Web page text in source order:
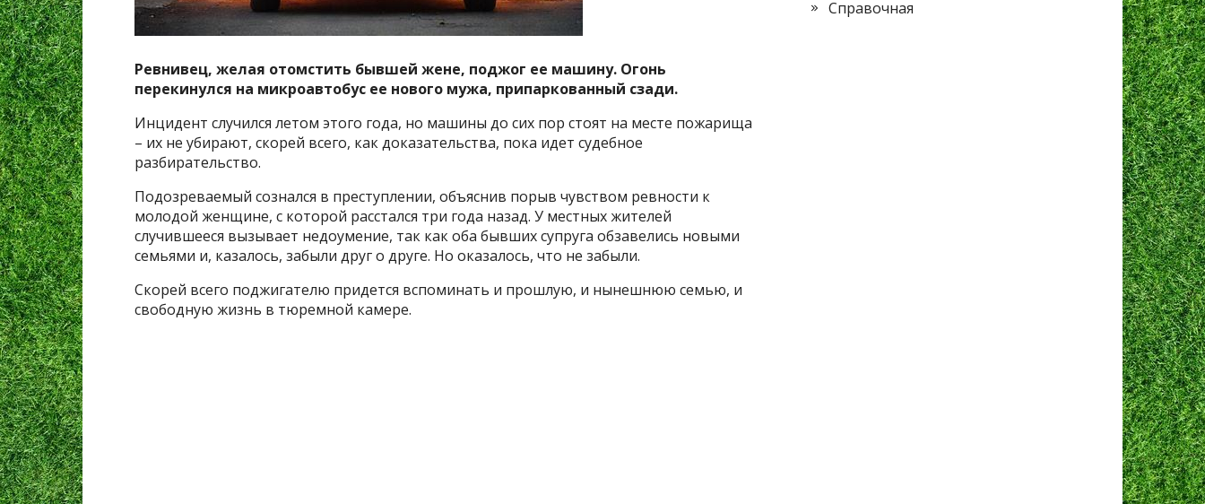
Ревнивец, желая отомстить бывшей жене, поджог ее машину. Огонь
перекинулся на микроавтобус ее нового мужа, припаркованный сзади.
Инцидент случился летом этого года, но машины до сих пор стоят на месте пожарища
– их не убирают, скорей всего, как доказательства, пока идет судебное
разбирательство.
Подозреваемый сознался в преступлении, объяснив порыв чувством ревности к
молодой женщине, с которой расстался три года назад. У местных жителей
случившееся вызывает недоумение, так как оба бывших супруга обзавелись новыми
семьями и, казалось, забыли друг о друге. Но оказалось, что не забыли.
Скорей всего поджигателю придется вспоминать и прошлую, и нынешнюю семью, и
свободную жизнь в тюремной камере.
Справочная